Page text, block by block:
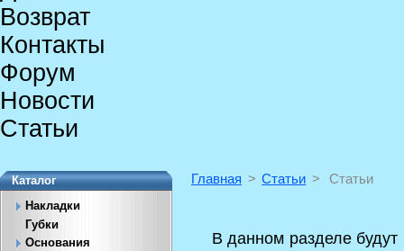
Возврат
Контакты
Форум
Новости
Статьи
Каталог
Накладки
Губки
Основания
Главная > Статьи > Статьи
В данном разделе будут